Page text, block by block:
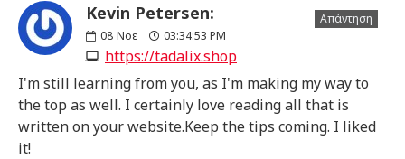
Kevin Petersen:
08 Νοε 03:34:53 PM
https://tadalix.shop
Απάντηση
I'm still learning from you, as I'm making my way to
the top as well. I certainly love reading all that is
written on your website.Keep the tips coming. I liked
it!